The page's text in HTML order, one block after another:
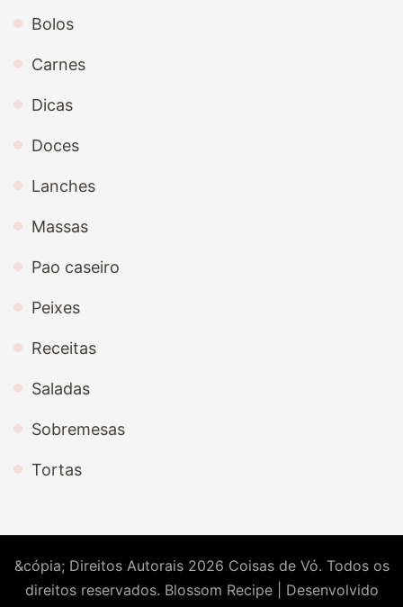
Bolos
Carnes
Dicas
Doces
Lanches
Massas
Pao caseiro
Peixes
Receitas
Saladas
Sobremesas
Tortas
&cópia; Direitos Autorais 2026 Coisas de Vó. Todos os
direitos reservados. Blossom Recipe | Desenvolvido